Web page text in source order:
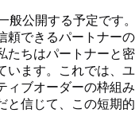
般公開する予定で
できるパートナー
ちはパートナーと
ます。これでは
ブオーダーの枠
信じて、この短期